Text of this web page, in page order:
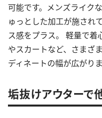
可能です。メンズライク
ゅっとした加工が施され
ス感をプラス。 軽量で着
やスカートなど、さまざ
ディネートの幅が広がりま
垢抜けアウターで